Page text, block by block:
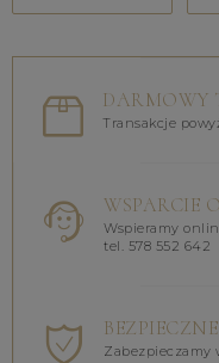
DARMOWY
Transakcje
WSPARCIE
Wspieramy
tel. 578 552 642
Zabezpieczamy